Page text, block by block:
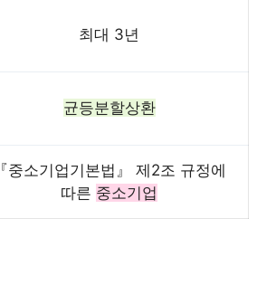
최대 3년
균등분할상환
『중소기업기본법』 제2조 규정에
따른 중소기업